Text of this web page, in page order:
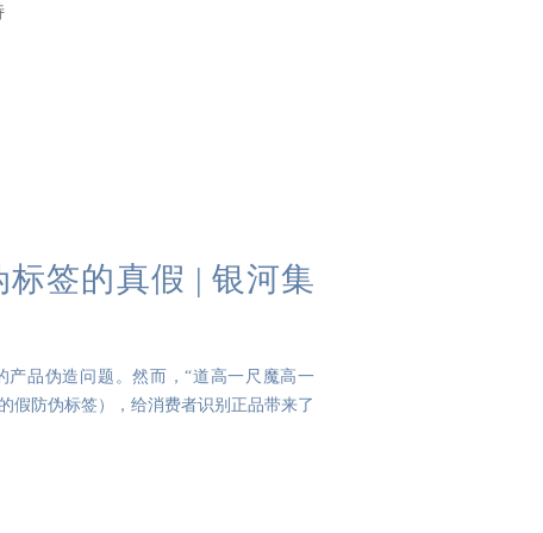
签的真假 | 银河集
品伪造问题。然而，“道高一尺魔高一
假防伪标签），给消费者识别正品带来了